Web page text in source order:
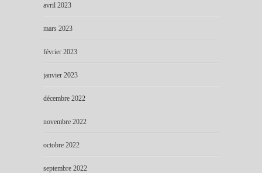
avril 2023
mars 2023
février 2023
janvier 2023
décembre 2022
novembre 2022
octobre 2022
septembre 2022